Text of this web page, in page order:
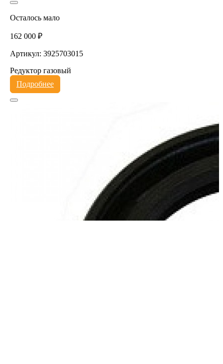
Осталось мало
162 000 ₽
Артикул: 3925703015
Редуктор газовый
Подробнее